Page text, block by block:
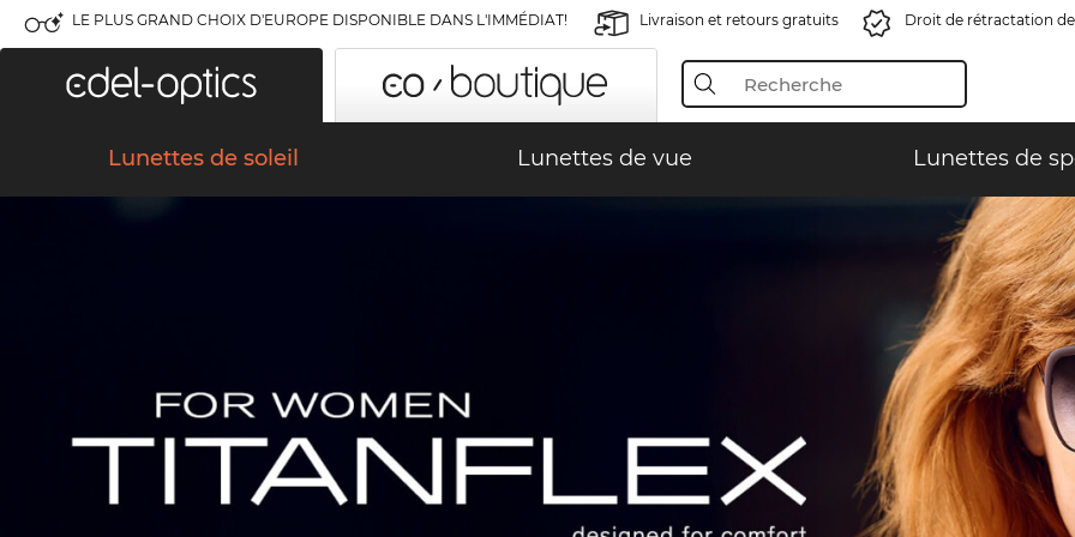
LE PLUS GRAND CHOIX D'EUROPE DISPONIBLE DANS L'IMMÉDIAT! Livraison et retours gratuits Droit de rétractation
Lunettes de soleil Lunettes de vue Lunettes de